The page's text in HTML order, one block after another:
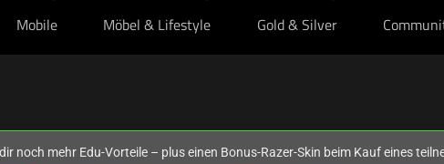
Mobile Möbel & Lifestyle Gold & Silver
noch mehr Edu-Vorteile – plus einen Bonus-Razer-Skin beim Kauf eines